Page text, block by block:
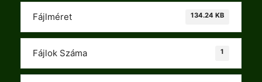
Fájlméret 134.24 KB
Fájlok Száma 1